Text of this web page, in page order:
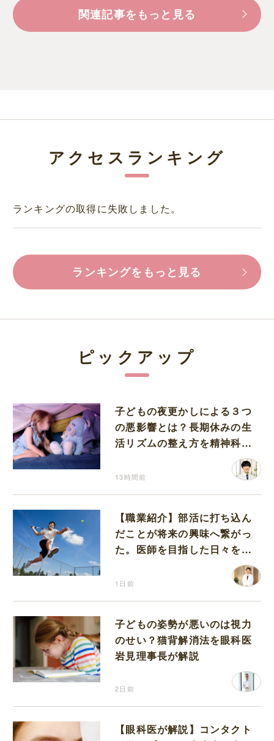
関連記事をもっと見る
アクセスランキング
ランキングの取得に失敗しました。
ランキングをもっと見る
ピックアップ
子どもの夜更かしによる３つ
の悪影響とは？長期休みの生
活リズムの整え方を精神科医
13時間前
【職業紹介】部活に打ち込ん
だことが将来の興味へ繋がっ
た。医師を目指した日々を振
1日前
子どもの姿勢が悪いのは視力
のせい？猫背解消法を眼科医
岩見理事長が解説
2日前
【眼科医が解説】コンタクト